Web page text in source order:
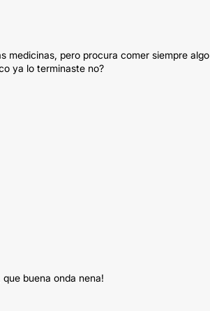
medicinas, pero procura comer siempre
ya lo terminaste no?
buena onda nena!